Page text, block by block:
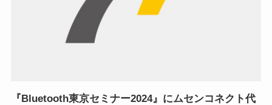
『Bluetooth東京セミナー2024』にムセンコネクト代